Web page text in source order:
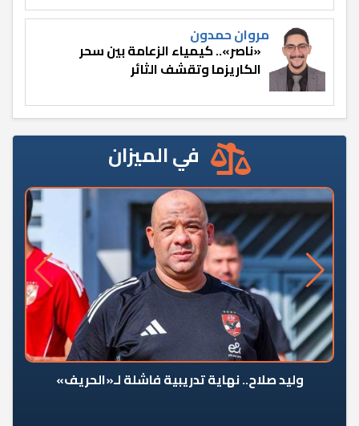
مروان حمدون
«ناصر».. كيمياء الزعامة بين سحر
الكاريزما وتقشف الثائر
في الميزان
وليد صلاح.. نهاية تدريبية فاشلة لـ«الحريف»